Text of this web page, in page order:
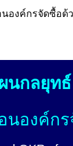
องค์กรจัดซื้อด้ว
นกลยุท
นองค์ก